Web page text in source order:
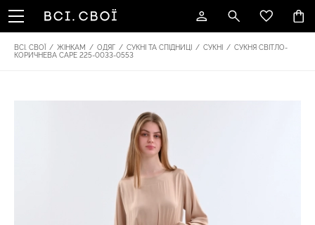
ВСІ. СВОЇ / ЖІНКАМ / ОДЯГ / СУКНІ ТА СПІДНИЦІ / СУКНІ / СУКНЯ СВІТЛО-
КОРИЧНЕВА CAPE 225-0033-0553